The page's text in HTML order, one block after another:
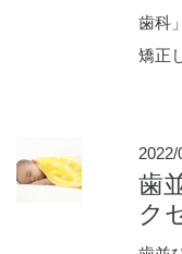
歯科
矯正
2022/
歯
ク